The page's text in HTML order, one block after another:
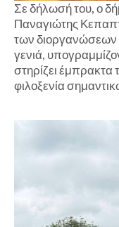
Σε δήλωσή του, ο
Παναγιώτης
των διοργανώσεων
γενιά,
στηρίζει έμπρακτα
φιλοξενία